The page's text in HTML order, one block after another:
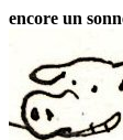
encore un